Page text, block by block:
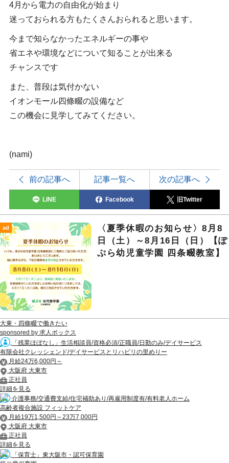
4月から電力の自由化が始まり
迷っておられる方もたくさんおられると思います。
今まで知らなかったエネルギーの事や
省エネや環境などについて知ることが出来る
チャンスです
また、普段は気付かない
イオンモール四條畷の設備など
この機会に見学してみてください。
(nami)
前の記事へ 記事一覧へ 次の記事へ
LINE Facebook 旧Twitter
ad
〈夏季休暇のお知らせ〉8月8
日（土）～8月16日（日）【ぽ
ぷら幼児童学園 四条畷教室】
大東・四條畷で働きたい
sponsored by 求人ボックス
「残業ほぼなし」生活相談員/資格必須/正職員/日勤のみ/デイサービス
有限会社クレッシェンド/デイサービスとリハビリの里めりー
月給24万6,000円～
大阪府 大東市
正社員
詳細を見る
介護事務/交通費支給/住宅補助あり/再雇用制度有/有料老人ホーム
高齢者複合施設 フィットケア
月給19万1,500円～23万7,000円
大阪府 大東市
正社員
詳細を見る
「保育士」東大阪市・認可保育園